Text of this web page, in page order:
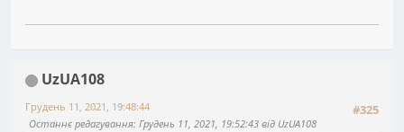
UzUA108
#325
Грудень 11, 2021, 19:48:44
Останнє редагування: Грудень 11, 2021, 19:52:43 від UzUA108